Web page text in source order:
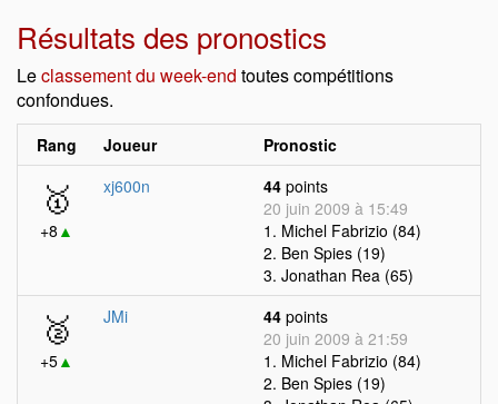
Résultats des pronostics
Leclassement du week-end toutes compétitions
confondues.
Rang Joueur Pronostic
🥇
+8 ▲
xj600n 44 points
20 juin 2009 à 15:49
1. Michel Fabrizio (84)
2. Ben Spies (19)
3. Jonathan Rea (65)
🥈
+5▲
JMi 44 points
20 juin 2009 à 21:59
1. Michel Fabrizio (84)
2. Ben Spies (19)